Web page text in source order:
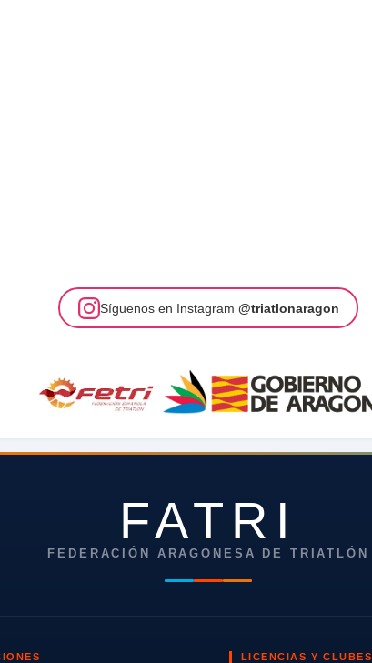
Síguenos en Instagram @triatlonaragon
FATRI
FEDERACIÓN ARAGONESA DE TRIATLÓN
LICENCIAS Y CLUBES